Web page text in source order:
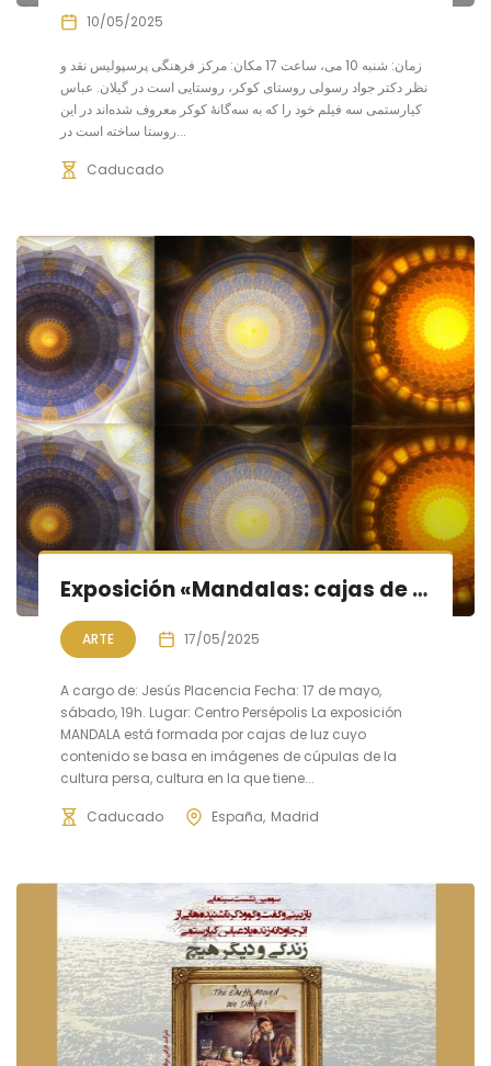
10/05/2025
زمان: شنبه 10 می، ساعت 17 مکان: مرکز فرهنگی پرسپولیس نقد و
نظر دکتر جواد رسولی روستای کوکر، روستایی است در گیلان. عباس
کیارستمی سه فیلم خود را که به سه‌گانهٔ کوکر معروف شده‌اند در این
روستا ساخته است در...
Caducado
Exposición «Mandalas: cajas de luz y cúpulas persas» y charla «Mística, luz y espacio».
ARTE 17/05/2025
A cargo de: Jesús Placencia Fecha: 17 de mayo,
sábado, 19h. Lugar: Centro Persépolis La exposición
MANDALA está formada por cajas de luz cuyo
contenido se basa en imágenes de cúpulas de la
cultura persa, cultura en la que tiene...
Caducado España Madrid